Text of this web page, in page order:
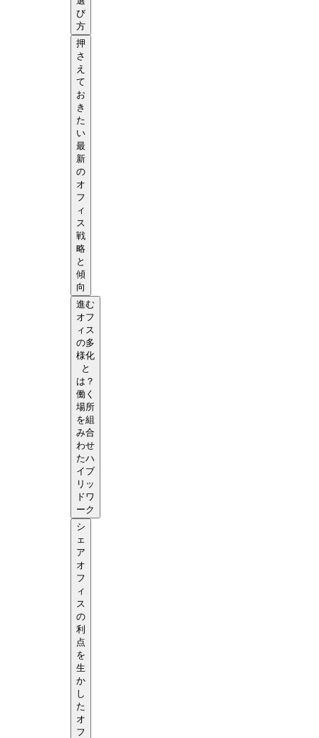
び
方
押
さ
え
て
お
き
た
い
最
新
の
オ
フ
ィ
ス
戦
略
と
傾
向
進む
オフ
ィス
の多
様化
と
は？
働く
場所
を組
み合
わせ
たハ
イブ
リッ
ドワ
ーク
シ
ェ
ア
オ
フ
ィ
ス
の
利
点
を
生
か
し
た
オ
フ